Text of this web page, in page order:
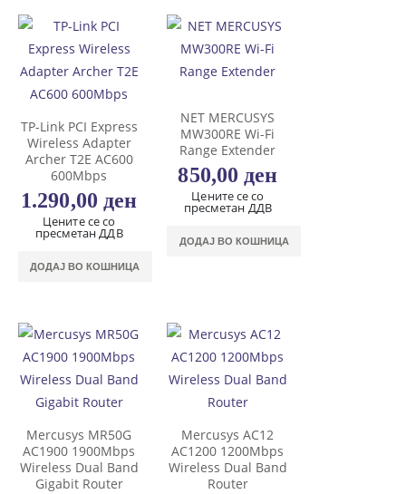
TP-Link PCI Express
Wireless Adapter
Archer T2E AC600
600Mbps
1.290,00 ден
Цените се со
пресметан ДДВ
ДОДАЈ ВО КОШНИЦА
NET MERCUSYS
MW300RE Wi-Fi
Range Extender
850,00ден
Цените се со
пресметан ДДВ
ДОДАЈ ВО КОШНИЦА
Mercusys MR50G
AC1900 1900Mbps
Wireless Dual Band
Gigabit Router
Mercusys AC12
AC1200 1200Mbps
Wireless Dual Band
Router